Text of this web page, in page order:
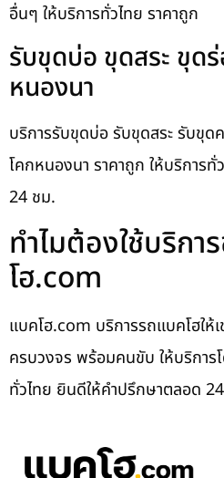
อื่นๆ ให้บริการทั่วไทย ราคาถูก
รับขุดบ่อ ขุดสระ ขุด
หนองนา
บริการรับขุดบ่อ รับขุดสระ รับขุ
โคกหนองนา ราคาถูก ให้บริการ
24 ชม.
ทำไมต้องใช้บริกา
โฮ.com
แบคโฮ.com บริการรถแบคโฮให้
ครบวงจร พร้อมคนขับ ให้บริการ
ทั่วไทย ยินดีให้คำปรึกษาตลอด